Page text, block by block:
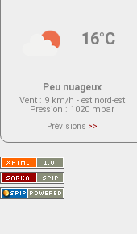
16°C
Peu nuageux
Vent : 9 km/h - est nord-est
Pression : 1020 mbar
Prévisions >>
actuellement aucune prévision
Saint-Nom.
Veuillez consulter le message du
service ci-dessous.
(401 - Invalid API key. Please see
https://openweathermap.org/